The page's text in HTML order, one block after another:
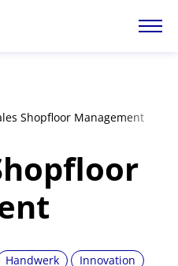
Shopfloor Management
Handwerk Innovation